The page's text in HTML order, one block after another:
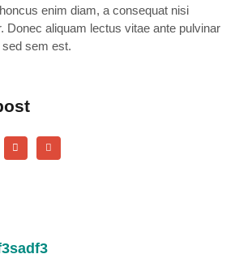
enim diam, a consequat nisi
Donec aliquam lectus vitae ante pulvinar
sem est.